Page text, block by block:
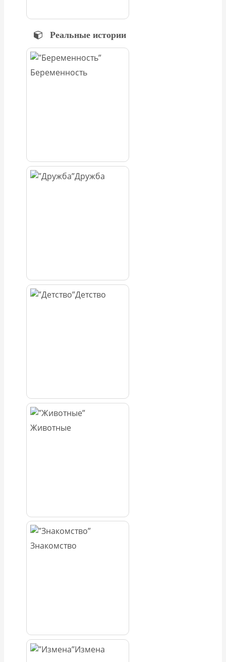
Реальные истории
Беременность
Дружба
Детство
Животные
Знакомство
Измена